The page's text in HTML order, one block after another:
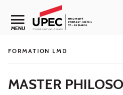
Aller au contenu
Navigation secondaire
MENU
FORMATION LMD
MASTER